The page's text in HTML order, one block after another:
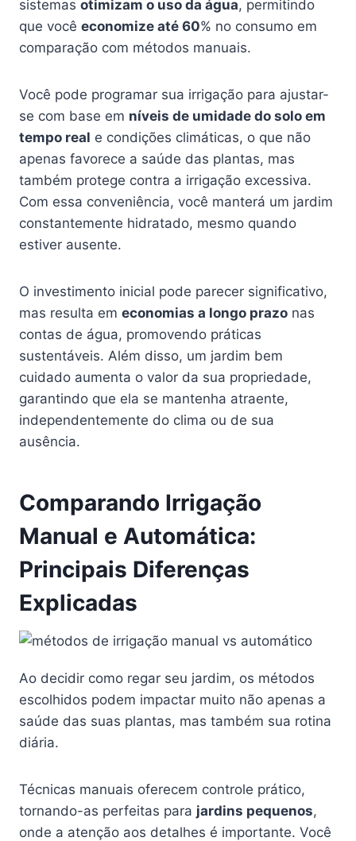
sistemas otimizam o uso da água, permitindo
que você economize até 60% no consumo em
comparação com métodos manuais.
Você pode programar sua irrigação para ajustar-
se com base em níveis de umidade do solo em
tempo real e condições climáticas, o que não
apenas favorece a saúde das plantas, mas
também protege contra a irrigação excessiva.
Com essa conveniência, você manterá um jardim
constantemente hidratado, mesmo quando
estiver ausente.
O investimento inicial pode parecer significativo,
mas resulta em economias a longo prazo nas
contas de água, promovendo práticas
sustentáveis. Além disso, um jardim bem
cuidado aumenta o valor da sua propriedade,
garantindo que ela se mantenha atraente,
independentemente do clima ou de sua
ausência.
Comparando Irrigação
Manual e Automática:
Principais Diferenças
Explicadas
Ao decidir como regar seu jardim, os métodos
escolhidos podem impactar muito não apenas a
saúde das suas plantas, mas também sua rotina
diária.
Técnicas manuais oferecem controle prático,
tornando-as perfeitas para jardins pequenos,
onde a atenção aos detalhes é importante. Você